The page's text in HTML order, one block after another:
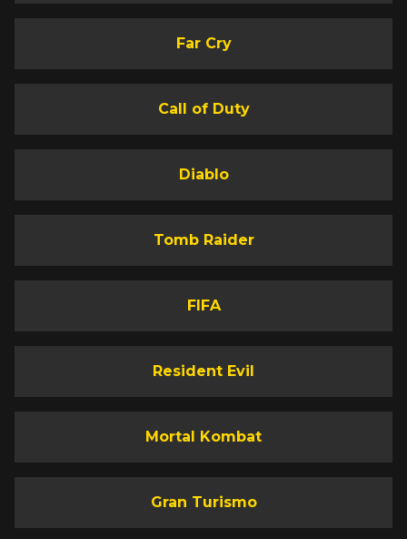
Far Cry
Call of Duty
Diablo
Tomb Raider
FIFA
Resident Evil
Mortal Kombat
Gran Turismo